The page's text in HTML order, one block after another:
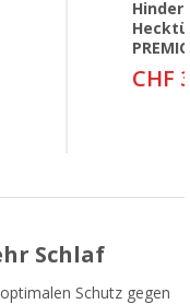
CHF
Schlaf
Schutz gegen